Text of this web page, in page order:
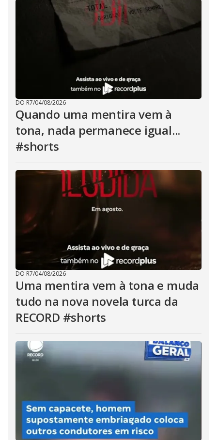
DO R7/04/08/2026
Quando uma mentira vem à
tona, nada permanece igual...
#shorts
DO R7/04/08/2026
Uma mentira vem à tona e muda
tudo na nova novela turca da
RECORD #shorts